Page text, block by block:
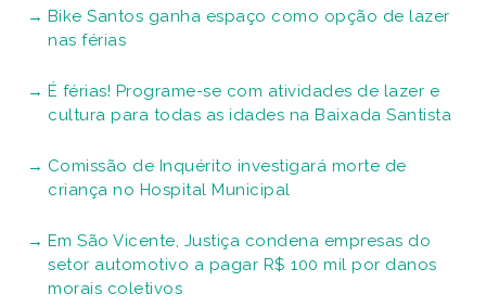
Bike Santos ganha espaço como opção de lazer
nas férias
É férias! Programe-se com atividades de lazer e
cultura para todas as idades na Baixada Santista
Comissão de Inquérito investigará morte de
criança no Hospital Municipal
Em São Vicente, Justiça condena empresas do
setor automotivo a pagar R$ 100 mil por danos
morais coletivos